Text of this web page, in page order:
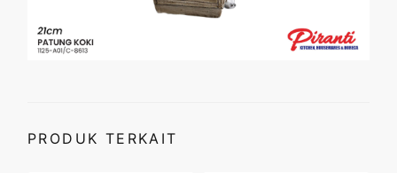
PRODUK TERKAIT